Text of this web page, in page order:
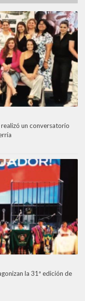
realizó un conversatorio
la 31ª edición de